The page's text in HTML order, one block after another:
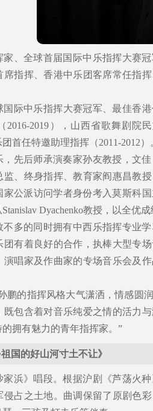
家、全球首届国际中乐指挥大赛
席指挥、香港中乐团客席常任指
国际中乐指挥大赛冠军、最佳香
2016-2019），山西省歌舞剧院
首任特邀助理指挥（2011-2012）
，先后师承演奏家孙友教授，文
监、终身指挥、教育家阎惠昌教
家公派访问学者身份考入莫斯科
Dyachenko教授，以全优成
不多的同时拥有中西乐指挥专业
团有着良好的合作，执棒大型专
演唱家及作曲家的专场音乐会及
鹏的指挥风格大气潇洒，情感圆
既包含着对音乐纯爱之情的活力
拥有魅力的青年指挥家。”
国的好山河寸土不让》
家浜》唱段。根据沪剧《芦荡火
侵占之土地。曲调保留了原剧色